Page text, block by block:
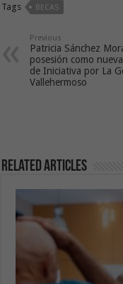
Tags BECAS
Previous
Patricia Sánchez
posesión como
de Iniciativa por La
Vallehermoso
Related Articles